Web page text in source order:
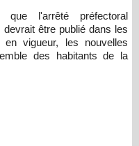
que l'arrêté préfectoral
être publié dans les
vigueur, les nouvelles
des habitants de la